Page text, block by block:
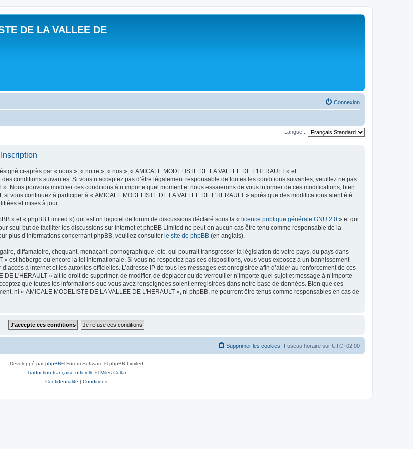
DE LA VALLEE DE
Connexion
Langue :
ci-après par « nous », « notre », « nos », « AMICALE MODELISTE DE LA VALLEE DE L'HERAULT » et
conditions suivantes. Si vous n’acceptez pas d’être légalement responsable de toutes les conditions suivantes, veuillez ne pas
Nous pouvons modifier ces conditions à n’importe quel moment et nous essaierons de vous informer de ces modifications, bien
vous continuez à participer à « AMICALE MODELISTE DE LA VALLEE DE L'HERAULT » après que des modifications aient été
et mises à jour.
» et « phpBB Limited ») qui est un logiciel de forum de discussions déclaré sous la « licence publique générale GNU 2.0 » et qui
seul but de faciliter les discussions sur internet et phpBB Limited ne peut en aucun cas être tenu comme responsable de la
plus d’informations concernant phpBB, veuillez consulter le site de phpBB (en anglais).
diffamatoire, choquant, menaçant, pornographique, etc. qui pourrait transgresser la législation de votre pays, du pays dans
» est hébergé ou encore la loi internationale. Si vous ne respectez pas ces dispositions, vous vous exposez à un bannissement
à internet et les autorités officielles. L’adresse IP de tous les messages est enregistrée afin d’aider au renforcement de ces
L'HERAULT » ait le droit de supprimer, de modifier, de déplacer ou de verrouiller n’importe quel sujet et message à n’importe
que toutes les informations que vous avez renseignées soient enregistrées dans notre base de données. Bien que ces
ni « AMICALE MODELISTE DE LA VALLEE DE L'HERAULT », ni phpBB, ne pourront être tenus comme responsables en cas de
Fuseau horaire sur UTC+02:00
Supprimer les cookies
Développé parphpBB® Forum Software © phpBB Limited
Traduction française officielle ©Miles Cellar
Confidentialité | Conditions